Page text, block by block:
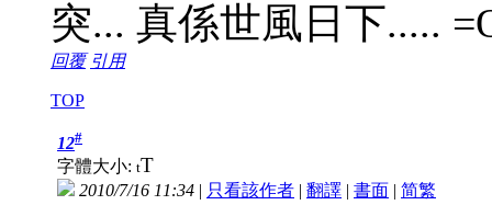
突... 真係世風日下.....
回覆 引用
TOP
12#
字體大小: tT
2010/7/16 11:34 | 只看該作者 | 翻譯 | 書面 | 简繁